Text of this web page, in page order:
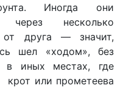
Иногда они
через несколько
друга — значит,
шел «ходом», без
в иных местах, где
крот или прометеева